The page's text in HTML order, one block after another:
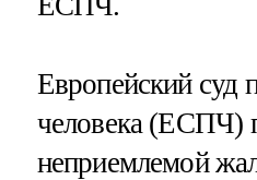
Европейский суд
человека (ЕСПЧ)
неприемлемой